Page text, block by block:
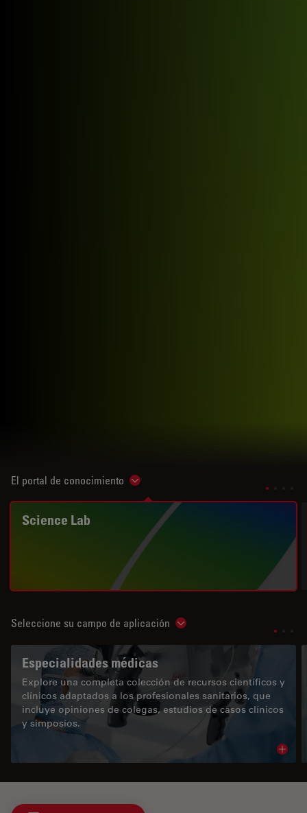
El portal de conocimiento Show subnavigation
Science Lab
Seleccione su campo de aplicación Show subnavigation
Especialidades médicas
Explore una completa colección de recursos científicos y
clínicos adaptados a los profesionales sanitarios, que
incluye opiniones de colegas, estudios de casos clínicos
y simposios.